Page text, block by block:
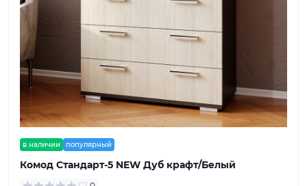
в наличии популярный
Комод Стандарт-5 NEW Дуб крафт/Белый